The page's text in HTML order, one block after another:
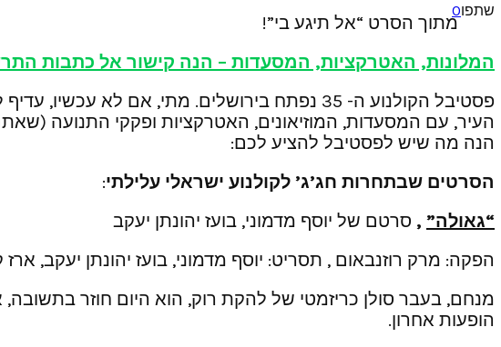
שתפו0
מתוך הסרט “אל תיגע בי”!
המלונות, האטרקציות, המסעדות – הנה קישור אל כתבות
העיר, עם המסעדות, המוזיאונים, האטרקציות ופקקי התנועה
הנה מה שיש לפסטיבל להציע לכם:
הסרטים שבתחרות חג’ג’ לקולנוע ישראלי עלילתי:
“גאולה” , סרטם של יוסף מדמוני, בועז יהונתן יעקב
הפקה: מרק רוזנבאום , תסריט: יוסף מדמוני, בועז יהונתן יעקב,
מנחם, בעבר סולן כריזמטי של להקת רוק, הוא היום חוזר
הופעות אחרון.